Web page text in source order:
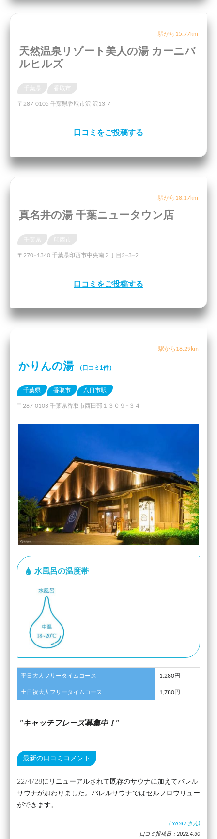
駅から15.77km
天然温泉リゾート美人の湯 カーニバ
ルヒルズ
千葉県 香取市
〒287-0105 千葉県香取市沢 沢13-7
口コミをご投稿する
駅から18.17km
真名井の湯 千葉ニュータウン店
千葉県 印西市
〒270−1340 千葉県印西市中央南２丁目2−3−2
口コミをご投稿する
駅から18.29km
かりんの湯 （口コミ1件）
千葉県 香取市 八日市駅
〒287-0103 千葉県香取市西田部１３０９−３４
水風呂の温度帯
平日大人フリータイムコース 1,280円
土日祝大人フリータイムコース 1,780円
キャッチフレーズ募集中！
最新の口コミコメント
22/4/28にリニューアルされて既存のサウナに加えてバレル
サウナが加わりました。バレルサウナではセルフロウリュー
ができます。
( YASU さん)
口コミ投稿日：2022.4.30